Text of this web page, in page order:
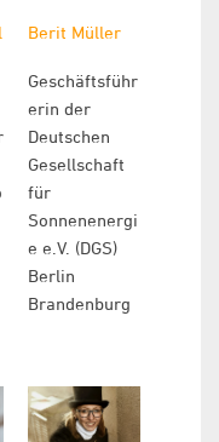
Berit Müller
Geschäftsführ
erin der
Deutschen
Gesellschaft
für
Sonnenenergi
e e.V. (DGS)
Berlin
Brandenburg